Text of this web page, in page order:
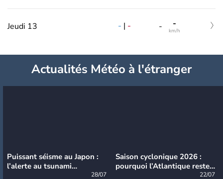
Jeudi 13 - | - - -
km/h
Actualités Météo à l'étranger
Puissant séisme au Japon :
l’alerte au tsunami
28/07
Saison cyclonique 2026 :
pourquoi l’Atlantique reste
22/07